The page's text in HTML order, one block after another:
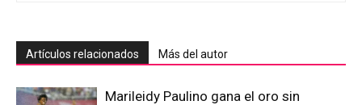
Artículos relacionados Más del autor
Marileidy Paulino gana el oro sin